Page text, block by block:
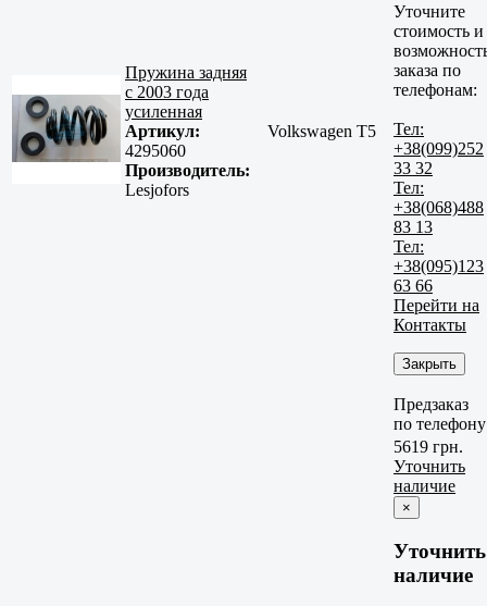
Пружина задняя
с 2003 года
усиленная
Артикул:
4295060
Производитель:
Lesjofors
Volkswagen T5
Уточните
стоимость и
заказа по
телефонам:
Тел:
+38(099)252
33 32
Тел:
+38(068)488
83 13
Тел:
+38(095)123
63 66
Перейти на
Контакты
Закрыть
Предзаказ
по телефону
5619 грн.
Уточнить
наличие
×
Уточнить
наличие